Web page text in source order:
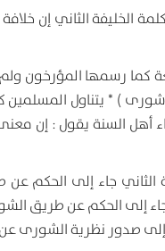
الخليفة الثاني إن
كما رسمها المؤرخون
) * يتناول المسلمين
السنة يقول : إن
نظرية الشورى عن